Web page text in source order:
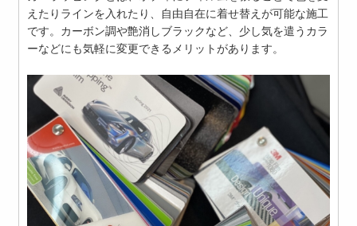
えたりラインを入れたり、自由自在に着せ替えが可能な施工
です。カーボン調や艶消しブラックなど、少し気を遣うカラ
ーなどにも気軽に変更できるメリットがあります。